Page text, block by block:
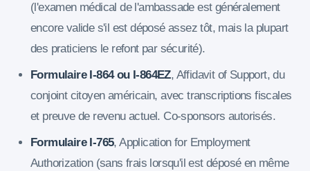
(l'examen médical de l'ambassade est généralement
encore valide s'il est déposé assez tôt, mais la plupart
des praticiens le refont par sécurité).
Formulaire I-864 ou I-864EZ, Affidavit of Support, du
conjoint citoyen américain, avec transcriptions fiscales
et preuve de revenu actuel. Co-sponsors autorisés.
Formulaire I-765, Application for Employment
Authorization (sans frais lorsqu'il est déposé en même